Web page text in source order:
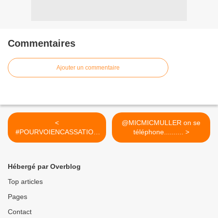
Commentaires
Ajouter un commentaire
<
#POURVOIENCASSATION
DECISIONS CIVILE ET
@MICMICMULLER on se
téléphone.......... >
Hébergé par Overblog
Top articles
Pages
Contact